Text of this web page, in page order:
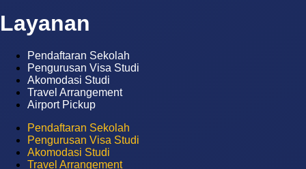
Layanan
Pendaftaran Sekolah
Pengurusan Visa Studi
Akomodasi Studi
Travel Arrangement
Airport Pickup
Pendaftaran Sekolah
Pengurusan Visa Studi
Akomodasi Studi
Travel Arrangement